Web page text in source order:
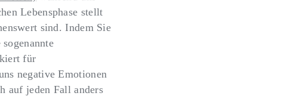
Lebensphase stellt
sind. Indem Sie
für
negative Emotionen
auf jeden Fall anders